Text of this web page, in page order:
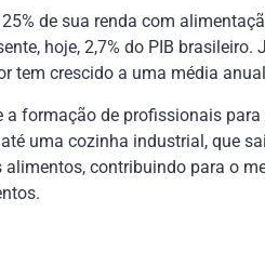
de sua renda com
hoje, 2,7% do PIB
tem crescido a uma média
formação de profissionais
uma cozinha industrial, que
contribuindo para o